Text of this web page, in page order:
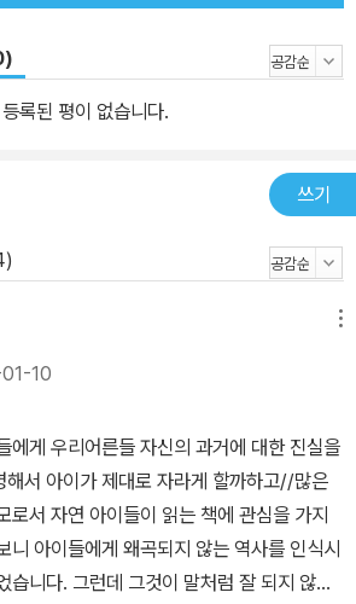
등록된 평이 없습니다.
쓰기
10
에게 우리어른들 자신의 과거에 대한 진실을
해서 아이가 제대로 자라게 할까하고//많은
로서 자연 아이들이 읽는 책에 관심을 가지
니 아이들에게 왜곡되지 않는 역사를 인식시
습니다. 그런데 그것이 말처럼 잘 되지 않더